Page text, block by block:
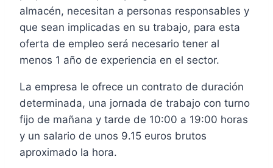
almacén, necesitan a personas responsables y
que sean implicadas en su trabajo, para esta
oferta de empleo será necesario tener al
menos 1 año de experiencia en el sector.
La empresa le ofrece un contrato de duración
determinada, una jornada de trabajo con turno
fijo de mañana y tarde de 10:00 a 19:00 horas
y un salario de unos 9.15 euros brutos
aproximado la hora.